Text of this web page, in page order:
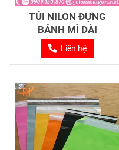
TÚI NILON ĐỰNG
BÁNH MÌ DÀI
Liên hệ